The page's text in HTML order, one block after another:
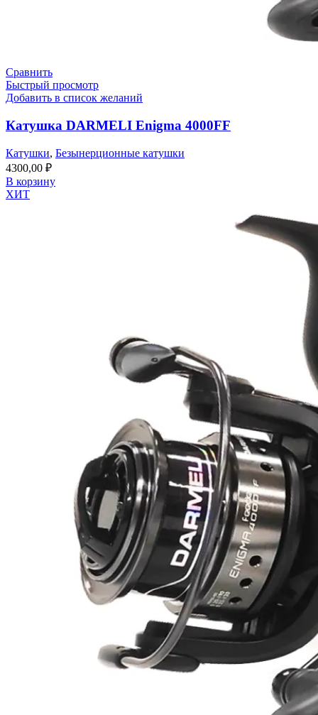
Сравнить
Быстрый просмотр
Добавить в список желаний
Катушка DARMELI Enigma 4000FF
Катушки, Безынерционные катушки
4300,00 ₽
В корзину
ХИТ